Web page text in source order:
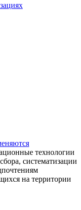
технологии
систематизации
на территории